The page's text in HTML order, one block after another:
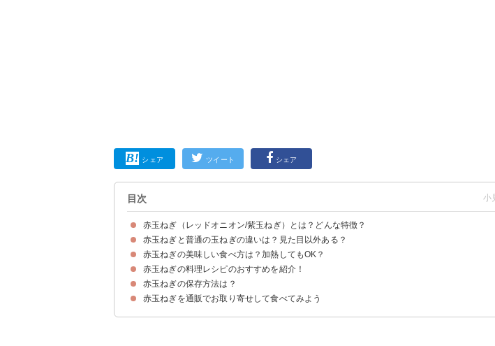
シェア ツイート シェア
目次
赤玉ねぎ（レッドオニオン/紫玉ねぎ）とは？どんな特徴？
赤玉ねぎの見た目・味わいの特徴
赤玉ねぎの旬・収穫時期や産地
赤玉ねぎの品種
赤玉ねぎと普通の玉ねぎの違いは？見た目以外ある？
①赤玉ねぎは栄養素「アントシアニン」が豊富
②水分量が多い
③辛味が控えめ
赤玉ねぎの美味しい食べ方は？加熱してもOK？
赤玉ねぎは加熱より生食向き
赤玉ねぎの料理レシピのおすすめを紹介！
①赤玉ねぎの甘酢漬け
②赤玉ねぎのサラダ
③赤玉ねぎときゅうりのごま和え
赤玉ねぎの保存方法は？
赤玉ねぎを通販でお取り寄せして食べてみよう